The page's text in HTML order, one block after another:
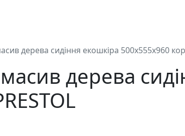
дерева сидіння екошкіра 500x555x960
дерева